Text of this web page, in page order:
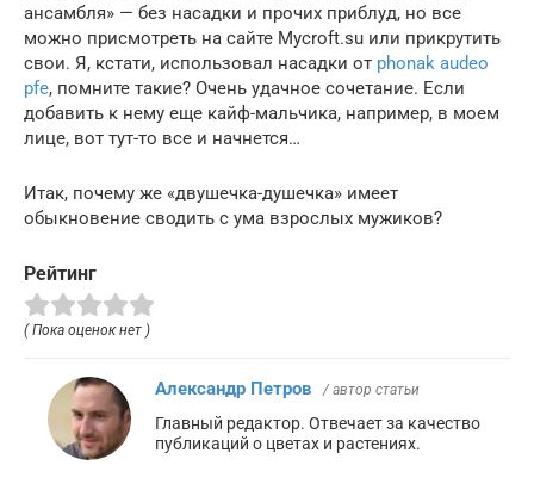
ансамбля» — без насадки и прочих приблуд, но все
можно присмотреть на сайте Mycroft.su или прикрутить
свои. Я, кстати, использовал насадки от phonak audeo
pfe, помните такие? Очень удачное сочетание. Если
добавить к нему еще кайф-мальчика, например, в моем
лице, вот тут-то все и начнется…
Итак, почему же «двушечка-душечка» имеет
обыкновение сводить с ума взрослых мужиков?
Рейтинг
( Пока оценок нет )
Александр Петров / автор статьи
Главный редактор. Отвечает за качество
публикаций о цветах и растениях.